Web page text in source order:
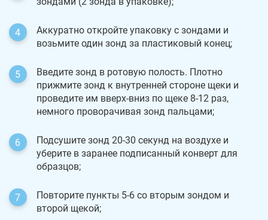
Аккуратно откройте упаковку с зондами и
возьмите один зонд за пластиковый конец;
Введите зонд в ротовую полость. Плотно
прижмите зонд к внутренней стороне щеки и
проведите им вверх-вниз по щеке 8-12 раз,
немного проворачивая зонд пальцами;
Подсушите зонд 20-30 секунд на воздухе и
уберите в заранее подписанный конверт для
образцов;
Повторите пункты 5-6 со вторым зондом и
второй щекой;